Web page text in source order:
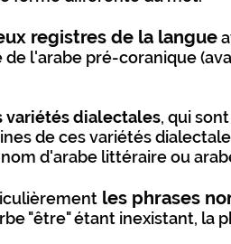
registres de la langue
l'arabe pré-coranique
variétés dialectales, qui
de ces variétés
d'arabe littéraire ou
les phrases
"être" étant inexistant, la